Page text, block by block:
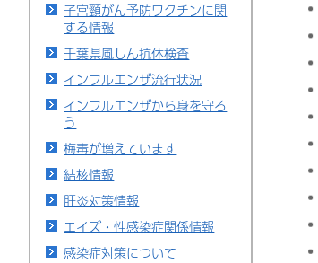
子宮頸がん予防ワクチンに関
する情報
千葉県風しん抗体検査
インフルエンザ流行状況
インフルエンザから身を守ろ
う
梅毒が増えています
結核情報
肝炎対策情報
エイズ・性感染症関係情報
感染症対策について